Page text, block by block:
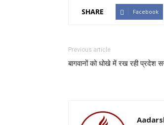
SHARE Facebook
Previous article
बागवानों को धोखे में रख रही प्रदेश